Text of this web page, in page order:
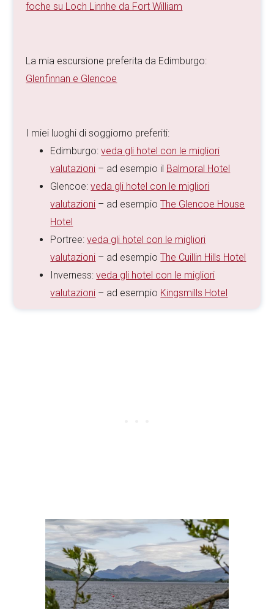
foche su Loch Linnhe da Fort William
La mia escursione preferita da Edimburgo:
Glenfinnan e Glencoe
I miei luoghi di soggiorno preferiti:
Edimburgo:veda gli hotel con le migliori
valutazioni – ad esempio il Balmoral Hotel
Glencoe:veda gli hotel con le migliori
valutazioni – ad esempioThe Glencoe House
Hotel
Portree:veda gli hotel con le migliori
valutazioni – ad esempioThe Cuillin Hills Hotel
Inverness:veda gli hotel con le migliori
valutazioni – ad esempio Kingsmills Hotel